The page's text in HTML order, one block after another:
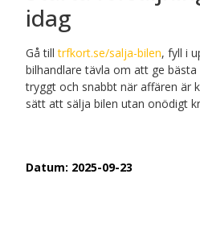
idag
Gå tilltrfkort.se/salja-bilen, fyll i
bilhandlare tävla om att ge
tryggt och snabbt när affären är
sätt att sälja bilen utan onödigt
Datum: 2025-09-23